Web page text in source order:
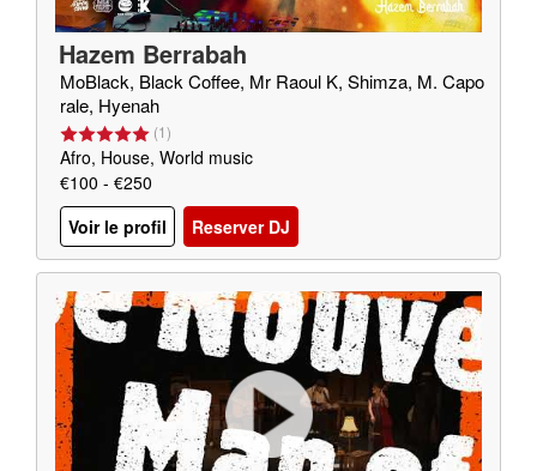
Hazem Berrabah
MoBlack, Black Coffee, Mr Raoul K, Shimza, M. Capo
rale, Hyenah
(1)
Afro, House, World music
€100 - €250
Voir le profil
Reserver DJ